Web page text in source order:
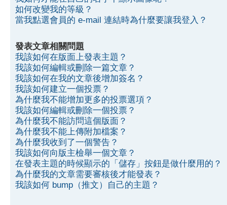
如何改變我的等級？
當我點選會員的 e-mail 連結時為什麼要讓我登入？
發表文章相關問題
我該如何在版面上發表主題？
我該如何編輯或刪除一篇文章？
我該如何在我的文章後增加簽名？
我該如何建立一個投票？
為什麼我不能增加更多的投票選項？
我該如何編輯或刪除一個投票？
為什麼我不能訪問這個版面？
為什麼我不能上傳附加檔案？
為什麼我收到了一個警告？
我該如何向版主檢舉一個文章？
在發表主題的時候顯示的「儲存」按鈕是做什麼用的？
為什麼我的文章需要審核後才能發表？
我該如何 bump（推文）自己的主題？